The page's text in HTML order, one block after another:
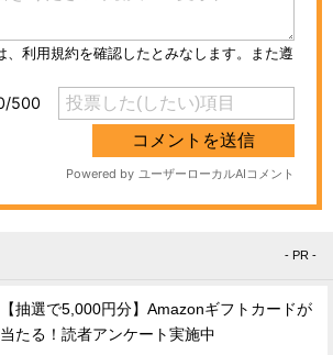
- PR -
【抽選で5,000円分】Amazonギフトカードが
当たる！読者アンケート実施中